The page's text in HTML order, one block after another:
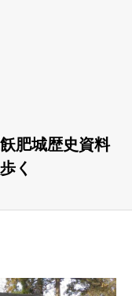
肥城歴史資料
く